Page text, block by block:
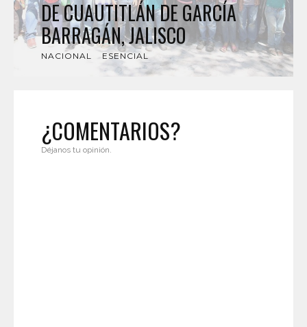
DE CUAUTITLÁN DE GARCÍA
BARRAGÁN, JALISCO
NACIONAL ESENCIAL
¿COMENTARIOS?
Déjanos tu opinión.